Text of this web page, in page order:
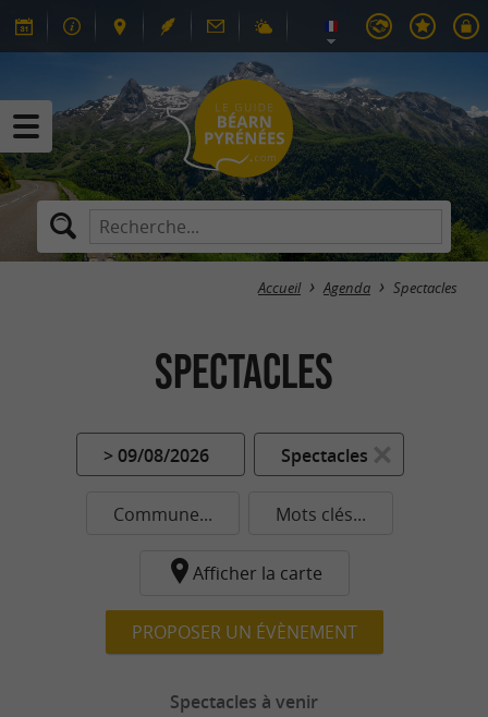
Accueil Agenda Spectacles
Spectacles
> 09/08/2026 Spectacles
Commune... Mots clés...
Afficher la carte
PROPOSER UN ÉVÈNEMENT
Spectacles à venir